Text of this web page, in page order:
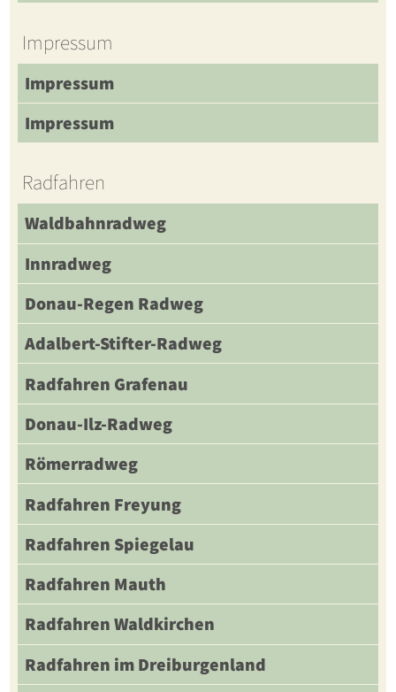
Impressum
Impressum
Impressum
Radfahren
Waldbahnradweg
Innradweg
Donau-Regen Radweg
Adalbert-Stifter-Radweg
Radfahren Grafenau
Donau-Ilz-Radweg
Römerradweg
Radfahren Freyung
Radfahren Spiegelau
Radfahren Mauth
Radfahren Waldkirchen
Radfahren im Dreiburgenland